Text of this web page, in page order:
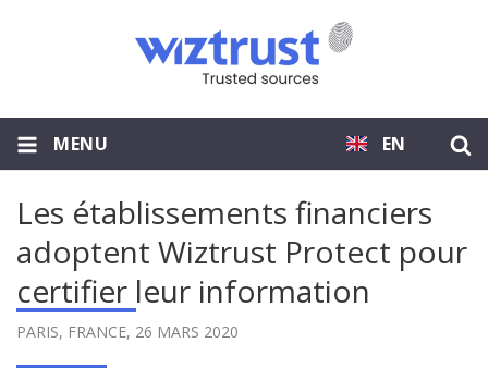
EN
MENU
Les établissements financiers
adoptent Wiztrust Protect pour
certifier leur information
PARIS, FRANCE, 26 MARS 2020